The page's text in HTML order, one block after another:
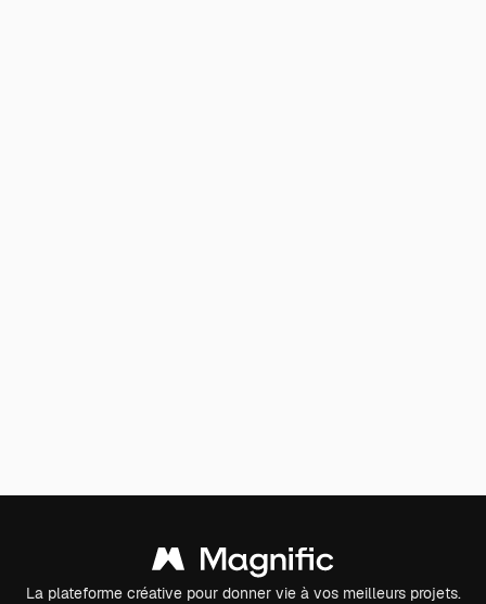
La plateforme créative pour donner vie à vos meilleurs projets.